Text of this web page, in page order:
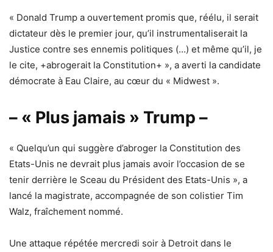
« Donald Trump a ouvertement promis que, réélu, il serait
dictateur dès le premier jour, qu’il instrumentaliserait la
Justice contre ses ennemis politiques (…) et même qu’il, je
le cite, +abrogerait la Constitution+ », a averti la candidate
démocrate à Eau Claire, au cœur du « Midwest ».
– « Plus jamais » Trump –
« Quelqu’un qui suggère d’abroger la Constitution des
Etats-Unis ne devrait plus jamais avoir l’occasion de se
tenir derrière le Sceau du Président des Etats-Unis », a
lancé la magistrate, accompagnée de son colistier Tim
Walz, fraîchement nommé.
Une attaque répétée mercredi soir à Detroit dans le